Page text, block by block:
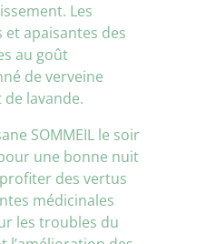
Les
apaisantes des
au goût
de verveine
lavande.
SOMMEIL le soir
une bonne nuit
des vertus
médicinales
les troubles du